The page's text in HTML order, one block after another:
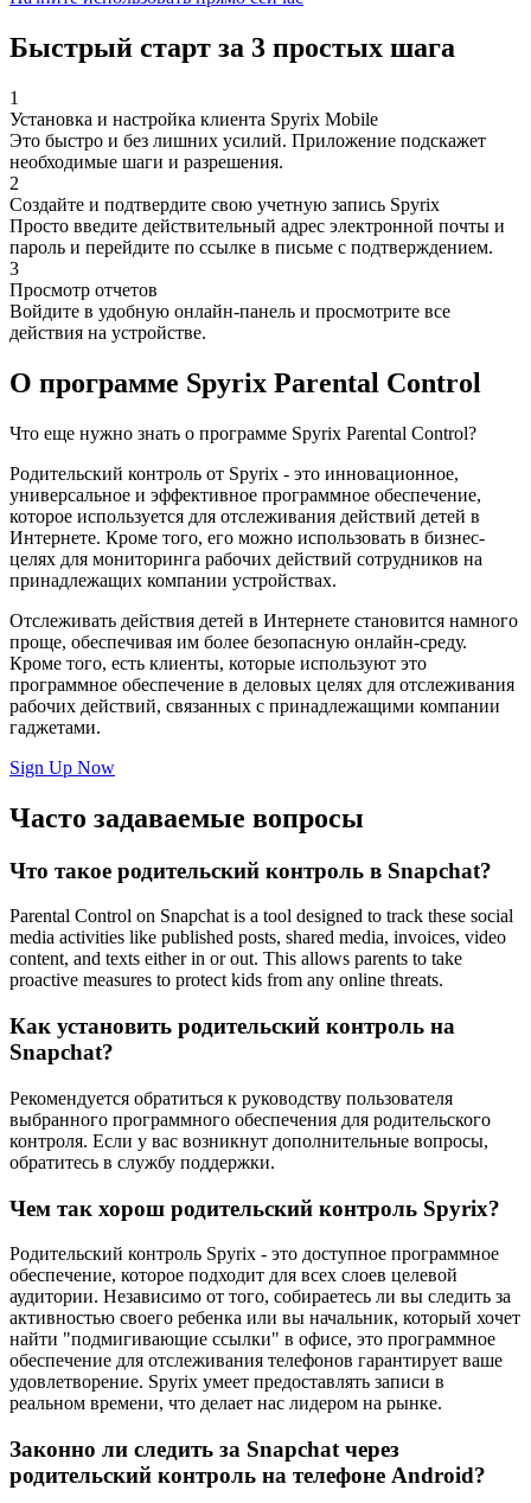
Быстрый старт за 3 простых шага
1
Установка и настройка клиента Spyrix Mobile
Это быстро и без лишних усилий. Приложение подскажет
необходимые шаги и разрешения.
2
Создайте и подтвердите свою учетную запись Spyrix
Просто введите действительный адрес электронной почты и
пароль и перейдите по ссылке в письме с подтверждением.
3
Просмотр отчетов
Войдите в удобную онлайн-панель и просмотрите все
действия на устройстве.
О программе Spyrix Parental Control
Что еще нужно знать о программе Spyrix Parental Control?
Родительский контроль от Spyrix - это инновационное,
универсальное и эффективное программное обеспечение,
которое используется для отслеживания действий детей в
Интернете. Кроме того, его можно использовать в бизнес-
целях для мониторинга рабочих действий сотрудников на
принадлежащих компании устройствах.
Отслеживать действия детей в Интернете становится намного
проще, обеспечивая им более безопасную онлайн-среду.
Кроме того, есть клиенты, которые используют это
программное обеспечение в деловых целях для отслеживания
рабочих действий, связанных с принадлежащими компании
гаджетами.
Sign Up Now
Часто задаваемые вопросы
Что такое родительский контроль в Snapchat?
Parental Control on Snapchat is a tool designed to track these social
media activities like published posts, shared media, invoices, video
content, and texts either in or out. This allows parents to take
proactive measures to protect kids from any online threats.
Как установить родительский контроль на
Snapchat?
Рекомендуется обратиться к руководству пользователя
выбранного программного обеспечения для родительского
контроля. Если у вас возникнут дополнительные вопросы,
обратитесь в службу поддержки.
Чем так хорош родительский контроль Spyrix?
Родительский контроль Spyrix - это доступное программное
обеспечение, которое подходит для всех слоев целевой
аудитории. Независимо от того, собираетесь ли вы следить за
активностью своего ребенка или вы начальник, который хочет
найти "подмигивающие ссылки" в офисе, это программное
обеспечение для отслеживания телефонов гарантирует ваше
удовлетворение. Spyrix умеет предоставлять записи в
реальном времени, что делает нас лидером на рынке.
Законно ли следить за Snapchat через
родительский контроль на телефоне Android?